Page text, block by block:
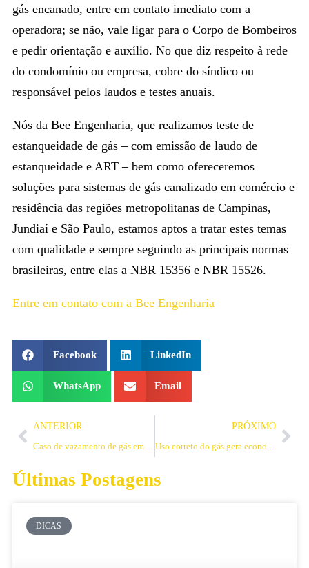
gás encanado, entre em contato imediato com a
operadora; se não, vale ligar para o Corpo de Bombeiros
e pedir orientação e auxílio. No que diz respeito à rede
do condomínio ou empresa, cobre do síndico ou
responsável pelos laudos e testes anuais.
Nós da Bee Engenharia, que realizamos teste de
estanqueidade de gás – com emissão de laudo de
estanqueidade e ART – bem como ofereceremos
soluções para sistemas de gás canalizado em comércio e
residência das regiões metropolitanas de Campinas,
Jundiaí e São Paulo, estamos aptos a tratar estes temas
com qualidade e sempre seguindo as principais normas
brasileiras, entre elas a NBR 15356 e NBR 15526.
Entre em contato com a Bee Engenharia
Facebook LinkedIn
WhatsApp Email
ANTERIOR PRÓXIMO
Últimas Postagens
DICAS